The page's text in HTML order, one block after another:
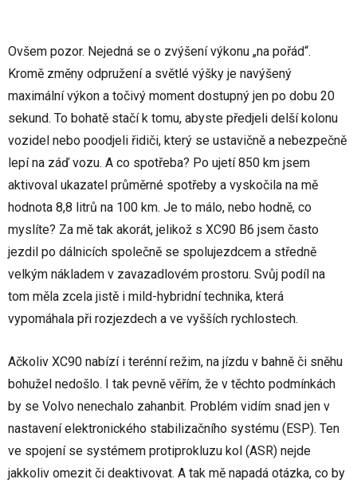
Ovšem pozor. Nejedná se o zvýšení výkonu „na pořád“.
Kromě změny odpružení a světlé výšky je navýšený
maximální výkon a točivý moment dostupný jen po dobu 20
sekund. To bohatě stačí k tomu, abyste předjeli delší kolonu
vozidel nebo poodjeli řidiči, který se ustavičně a nebezpečně
lepí na záď vozu. A co spotřeba? Po ujetí 850 km jsem
aktivoval ukazatel průměrné spotřeby a vyskočila na mě
hodnota 8,8 litrů na 100 km. Je to málo, nebo hodně, co
myslíte? Za mě tak akorát, jelikož s XC90 B6 jsem často
jezdil po dálnicích společně se spolujezdcem a středně
velkým nákladem v zavazadlovém prostoru. Svůj podíl na
tom měla zcela jistě i mild-hybridní technika, která
vypomáhala při rozjezdech a ve vyšších rychlostech.
Ačkoliv XC90 nabízí i terénní režim, na jízdu v bahně či sněhu
bohužel nedošlo. I tak pevně věřím, že v těchto podmínkách
by se Volvo nenechalo zahanbit. Problém vidím snad jen v
nastavení elektronického stabilizačního systému (ESP). Ten
ve spojení se systémem protiprokluzu kol (ASR) nejde
jakkoliv omezit či deaktivovat. A tak mě napadá otázka, co by